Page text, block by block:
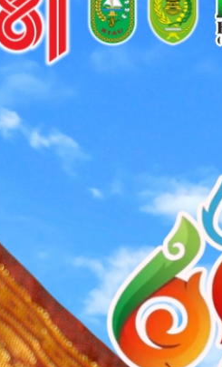
pelalawan pemerintahan
tanjung pinang